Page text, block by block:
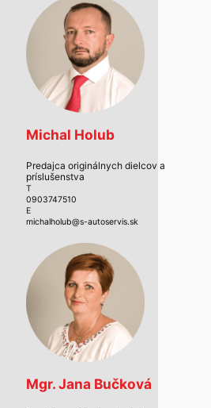
Michal Holub
Predajca originálnych dielcov a
príslušenstva
T
0903747510
E
michalholub@s-autoservis.sk
Mgr. Jana Bučková